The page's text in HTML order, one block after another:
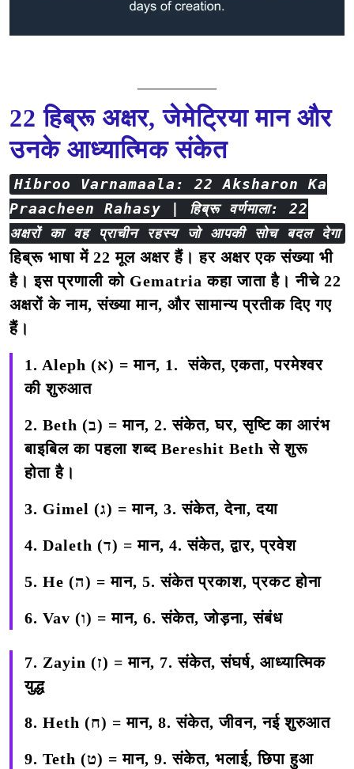
22 हिब्रू अक्षर, जेमेट्रिया मान और
उनके आध्यात्मिक संकेत
Hibroo Varnamaala: 22 Aksharon Ka
Praacheen Rahasy | हिब्रू वर्णमाला: 22
अक्षरों का वह प्राचीन रहस्य जो आपकी सोच बदल देगा
हिब्रू भाषा में 22 मूल अक्षर हैं। हर अक्षर एक संख्या भी
है। इस प्रणाली को Gematria कहा जाता है। नीचे 22
अक्षरों के नाम, संख्या मान, और सामान्य प्रतीक दिए गए
हैं।
1. Aleph (א) =मान, 1. संकेत, एकता, परमेश्वर
की शुरुआत
2. Beth (ב) =मान, 2. संकेत, घर, सृष्टि का आरंभ
बाइबिल का पहला शब्द Bereshit Beth से शुरू
होता है।
3. Gimel (ג) =मान, 3. संकेत, देना, दया
4. Daleth (ד) =मान, 4. संकेत, द्वार, प्रवेश
5. He (ה) =मान, 5. संकेत प्रकाश, प्रकट होना
6. Vav (ו) =मान, 6. संकेत, जोड़ना, संबंध
7. Zayin (ז) =मान, 7. संकेत, संघर्ष, आध्यात्मिक
युद्ध
8. Heth (ח) =मान, 8. संकेत, जीवन, नई शुरुआत
9. Teth (ט) =मान, 9. संकेत, भलाई, छिपा हुआ